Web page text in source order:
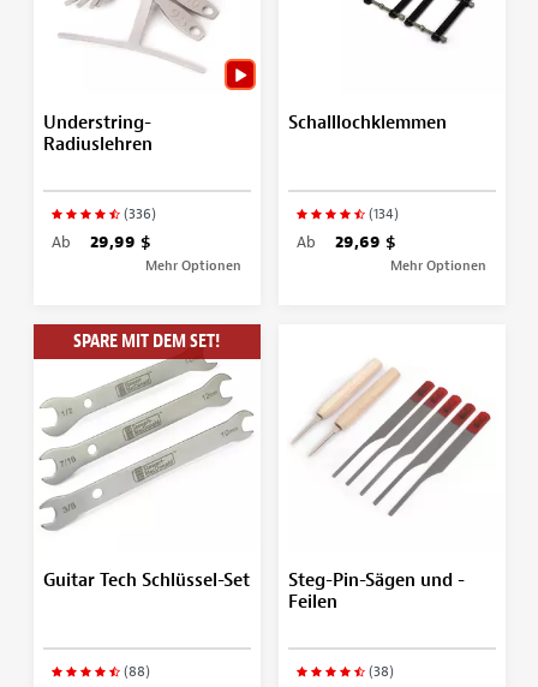
Understring-
Radiuslehren
(336)
Ab 29,99 $
Mehr Optionen
Schalllochklemmen
(134)
Ab 29,69 $
Mehr Optionen
SPARE MIT DEM SET!
Guitar Tech Schlüssel-Set
(88)
Steg-Pin-Sägen und -
Feilen
(38)